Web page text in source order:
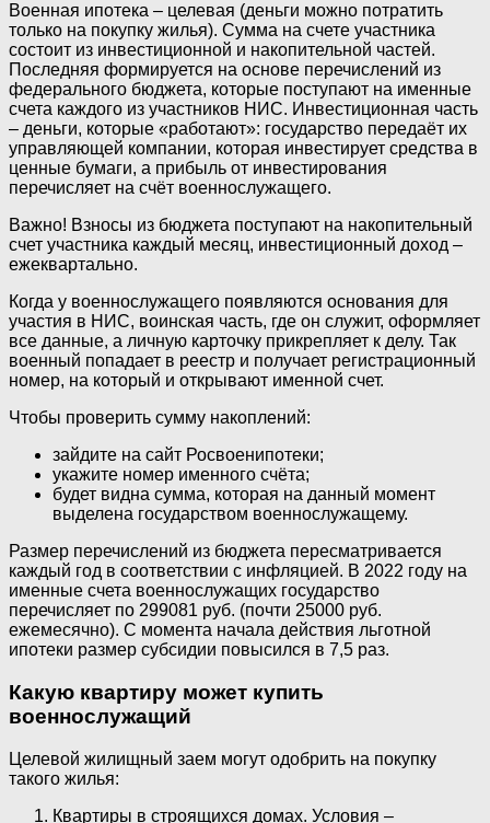
Военная ипотека – целевая (деньги можно потратить
только на покупку жилья). Сумма на счете участника
состоит из инвестиционной и накопительной частей.
Последняя формируется на основе перечислений из
федерального бюджета, которые поступают на именные
счета каждого из участников НИС. Инвестиционная часть
– деньги, которые «работают»: государство передаёт их
управляющей компании, которая инвестирует средства в
ценные бумаги, а прибыль от инвестирования
перечисляет на счёт военнослужащего.
Важно! Взносы из бюджета поступают на накопительный
счет участника каждый месяц, инвестиционный доход –
ежеквартально.
Когда у военнослужащего появляются основания для
участия в НИС, воинская часть, где он служит, оформляет
все данные, а личную карточку прикрепляет к делу. Так
военный попадает в реестр и получает регистрационный
номер, на который и открывают именной счет.
Чтобы проверить сумму накоплений:
зайдите на сайт Росвоенипотеки;
укажите номер именного счёта;
будет видна сумма, которая на данный момент
выделена государством военнослужащему.
Размер перечислений из бюджета пересматривается
каждый год в соответствии с инфляцией. В 2022 году на
именные счета военнослужащих государство
перечисляет по 299081 руб. (почти 25000 руб.
ежемесячно). С момента начала действия льготной
ипотеки размер субсидии повысился в 7,5 раз.
Какую квартиру может купить
военнослужащий
Целевой жилищный заем могут одобрить на покупку
такого жилья:
Квартиры в строящихся домах. Условия –